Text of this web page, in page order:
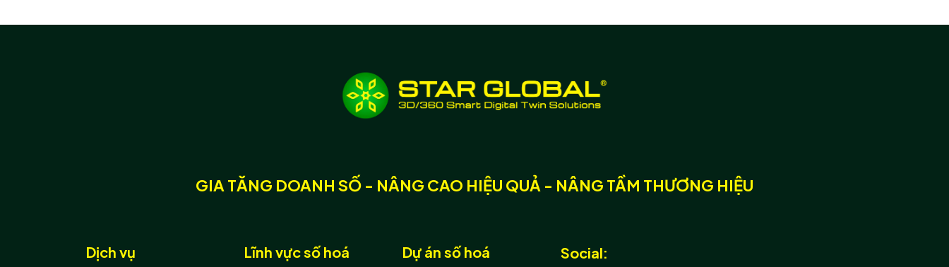
GIA TĂNG DOANH SỐ - NÂNG CAO HIỆU QUẢ - NÂNG TẦM THƯƠNG HIỆU
Lĩnh vực số hoá Social:
Dịch vụ Dự án số hoá